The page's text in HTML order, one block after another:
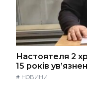
Настоятеля 2
15 років
# НОВИНИ